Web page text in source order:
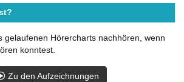
gelaufenen Hörercharts nachhören, wenn
konntest.
Zu den Aufzeichnungen